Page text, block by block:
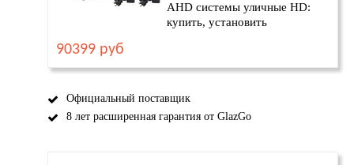
AHD системы уличные HD:
купить, установить
90399 руб
Официальный поставщик
8 лет расширенная гарантия от GlazGo